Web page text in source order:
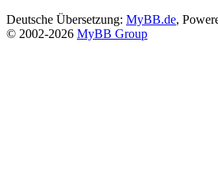
Deutsche Übersetzung: MyBB.de,
© 2002-2026 MyBB Group